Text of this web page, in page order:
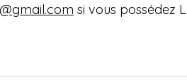
si vous possédez